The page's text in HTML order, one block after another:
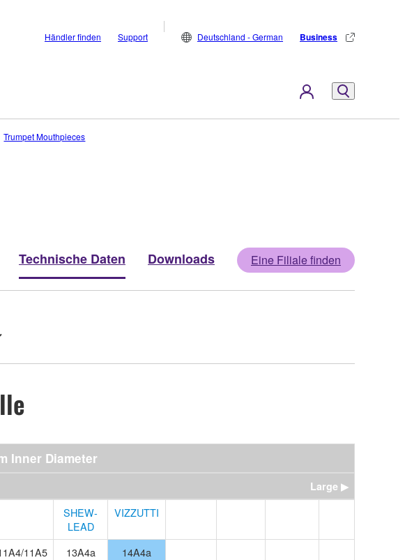
Händler finden Support Deutschland - German Business
Trumpet Mouthpieces
Technische Daten Downloads Eine Filiale finden
Inner Diameter
Large ▶
SHEW-
LEAD
VIZZUTTI
11A5 13A4a
14A4a